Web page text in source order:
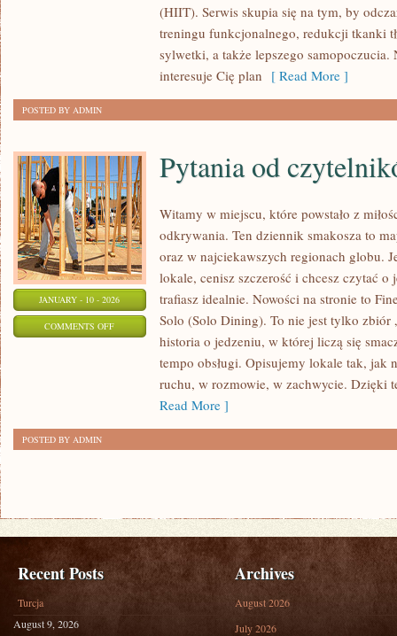
PERSONALNY(HIIT). Serwis skupia się na tym, by
treningu funkcjonalnego, redukcji tkanki
sylwetki, a także lepszego
interesuje Cię plan [ Read More ]
POSTED BY ADMIN
JANUARY - 10 - 2026
COMMENTS OFFON
CZYTELNIKÓW
Pytania od
Witamy w miejscu, które powstało z
odkrywania. Ten dziennik smakosza to
oraz w najciekawszych regionach globu.
lokale, cenisz szczerość i chcesz czytać o
trafiasz idealnie. Nowości na stronie to
Solo (Solo Dining). To nie jest tylko zbiór
historia o jedzeniu, w której liczą się
tempo obsługi. Opisujemy lokale tak, jak
ruchu, w rozmowie, w zachwycie. Dzięki
Read More ]
POSTED BY ADMIN
Recent Posts
Turcja
August 9, 2026
Archives
August 2026
July 2026